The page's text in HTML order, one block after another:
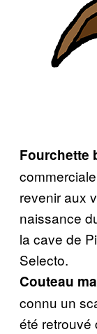
Fourchette
revenir aux
naissance
la cave de
Selecto.
Couteau
connu un
été retrouvé